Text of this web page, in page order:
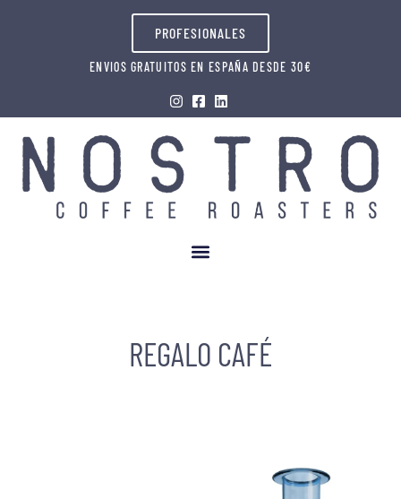
PROFESIONALES
ENVIOS GRATUITOS EN ESPAÑA DESDE 30€
REGALO CAFÉ